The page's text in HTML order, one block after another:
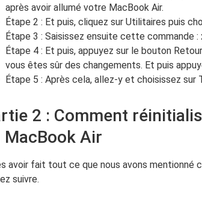
après avoir allumé votre MacBook Air.
Étape 2 : Et puis, cliquez sur Utilitaires puis
Étape 3 : Saisissez ensuite cette commande
Étape 4 : Et puis, appuyez sur le bouton
vous êtes sûr des changements. Et puis
Étape 5 : Après cela, allez-y et choisissez sur
2 : Comment
MacBook Air
avoir fait tout ce que nous avons mentionné
suivre.